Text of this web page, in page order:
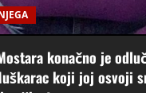
konačno je
koji joj osvoji